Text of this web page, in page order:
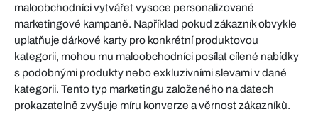
maloobchodníci vytvářet vysoce personalizované
marketingové kampaně. Například pokud zákazník obvykle
uplatňuje dárkové karty pro konkrétní produktovou
kategorii, mohou mu maloobchodníci posílat cílené nabídky
s podobnými produkty nebo exkluzivními slevami v dané
kategorii. Tento typ marketingu založeného na datech
prokazatelně zvyšuje míru konverze a věrnost zákazníků.